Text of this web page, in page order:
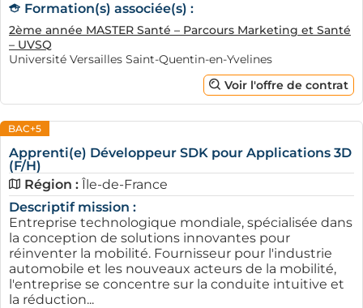
Formation(s) associée(s) :
2ème année MASTER Santé – Parcours Marketing et Santé
– UVSQ
Université Versailles Saint-Quentin-en-Yvelines
Voir l'offre de contrat
BAC+5
Apprenti(e) Développeur SDK pour Applications 3D
(F/H)
Région : Île-de-France
Descriptif mission :
Entreprise technologique mondiale, spécialisée dans
la conception de solutions innovantes pour
réinventer la mobilité. Fournisseur pour l'industrie
automobile et les nouveaux acteurs de la mobilité,
l'entreprise se concentre sur la conduite intuitive et
la réduction...